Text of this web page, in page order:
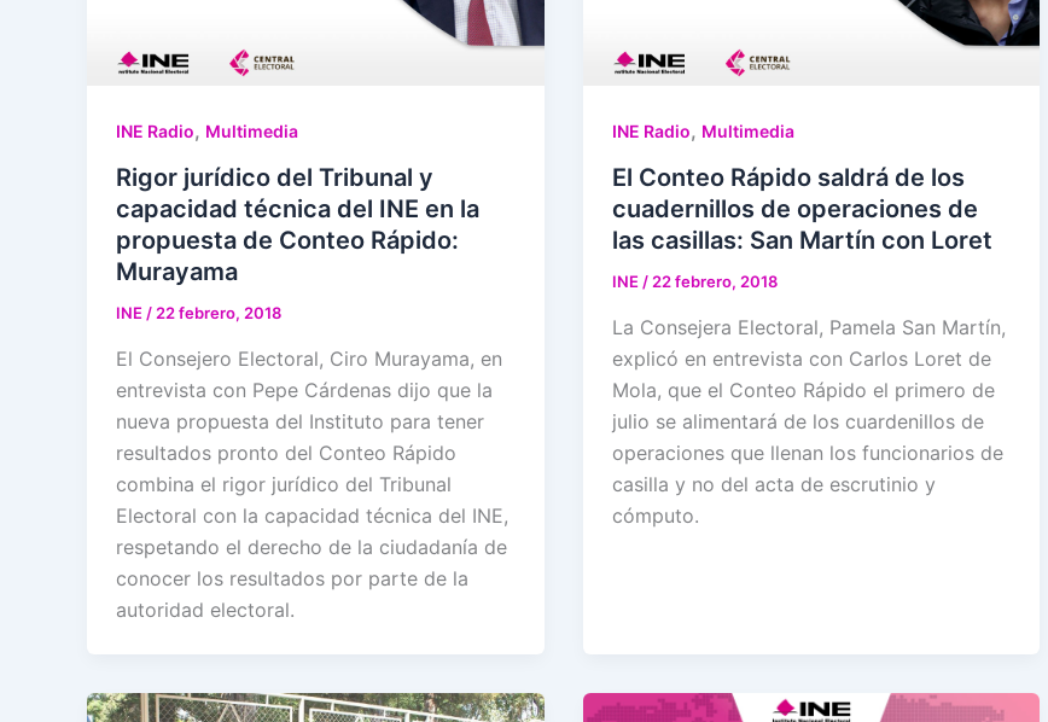
INE Radio, Multimedia
Rigor jurídico del Tribunal y
capacidad técnica del INE en la
propuesta de Conteo Rápido:
Murayama
INE/22 febrero, 2018
El Consejero Electoral, Ciro Murayama, en
entrevista con Pepe Cárdenas dijo que la
nueva propuesta del Instituto para tener
resultados pronto del Conteo Rápido
combina el rigor jurídico del Tribunal
Electoral con la capacidad técnica del INE,
respetando el derecho de la ciudadanía de
conocer los resultados por parte de la
autoridad electoral.
INE Radio, Multimedia
El Conteo Rápido saldrá de los
cuadernillos de operaciones de
las casillas: San Martín con Loret
INE/22 febrero, 2018
La Consejera Electoral, Pamela San Martín,
explicó en entrevista con Carlos Loret de
Mola, que el Conteo Rápido el primero de
julio se alimentará de los cuardenillos de
operaciones que llenan los funcionarios de
casilla y no del acta de escrutinio y
cómputo.